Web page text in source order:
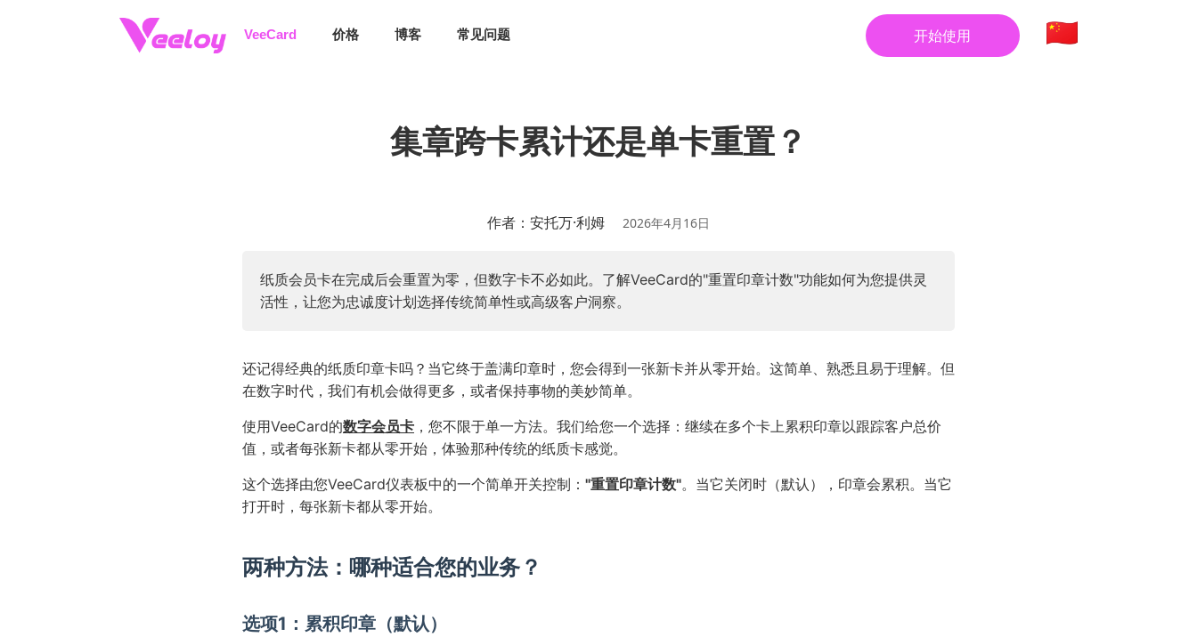
VeeCard 价格 博客 常见问题 开始使用
集章跨卡累计还是单卡重置？
作者：安托万·利姆 2026年4月16日
纸质会员卡在完成后会重置为零，但数字卡不必如此。了解VeeCard的"重置印章计数"功能如何为您提供灵
活性，让您为忠诚度计划选择传统简单性或高级客户洞察。
还记得经典的纸质印章卡吗？当它终于盖满印章时，您会得到一张新卡并从零开始。这简单、熟悉且易于理解。但
在数字时代，我们有机会做得更多，或者保持事物的美妙简单。
使用VeeCard的数字会员卡 ，您不限于单一方法。我们给您一个选择：继续在多个卡上累积印章以跟踪客户总价
值，或者每张新卡都从零开始，体验那种传统的纸质卡感觉。
这个选择由您VeeCard仪表板中的一个简单开关控制： "重置印章计数"。当它关闭时（默认），印章会累积。当它
打开时，每张新卡都从零开始。
两种方法：哪种适合您的业务？
选项1：累积印章（默认）